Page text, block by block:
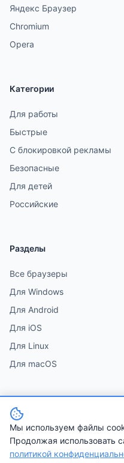
Яндекс Браузер
Chromium
Opera
Категории
Для работы
Быстрые
С блокировкой рекламы
Безопасные
Для детей
Российские
Разделы
Все браузеры
Для Windows
Для Android
Для iOS
Для Linux
Для macOS
© 2026 Лучшие
Контакты •Политика
Мы используем файлы
Продолжая использовать
политикой